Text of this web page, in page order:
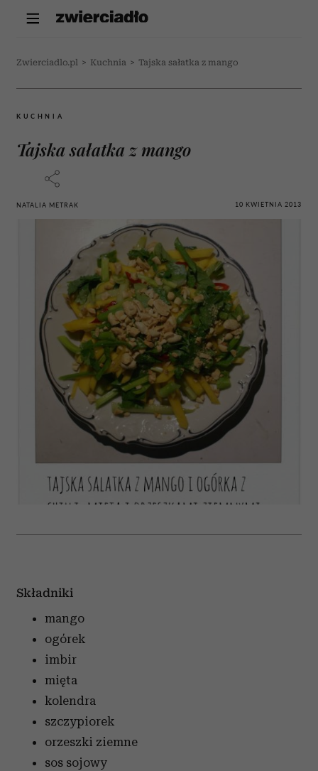
Zwierciadlo.pl > Kuchnia > Tajska sałatka z mango
KUCHNIA
Tajska sałatka z mango
NATALIA METRAK 10 KWIETNIA 2013
Składniki
mango
ogórek
imbir
mięta
kolendra
szczypiorek
orzeszki ziemne
sos sojowy